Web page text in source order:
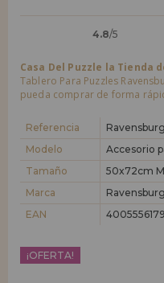
nuevo
¿Eres Profesional o Empresa?.
condiciones de ventas con
¡Adelante! Te estábamos
4.8/5
Casa Del Puzzle la Tienda
Tablero Para Puzzles
pueda comprar de forma
Referencia
Modelo
Accesorio
Tamaño
50x72cm
Marca
EAN
¡OFERTA!